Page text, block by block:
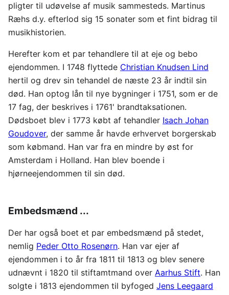
pligter til udøvelse af musik sammesteds. Martinus
Ræhs d.y. efterlod sig 15 sonater som et fint bidrag til
musikhistorien.
Herefter kom et par tehandlere til at eje og bebo
ejendommen. I 1748 flyttede Christian Knudsen Lind
hertil og drev sin tehandel de næste 23 år indtil sin
død. Han optog lån til nye bygninger i 1751, som er de
17 fag, der beskrives i 1761' brandtaksationen.
Dødsboet blev i 1773 købt af tehandler Isach Johan
Goudover, der samme år havde erhvervet borgerskab
som købmand. Han var fra en mindre by øst for
Amsterdam i Holland. Han blev boende i
hjørneejendommen til sin død.
Embedsmænd ...
Der har også boet et par embedsmænd på stedet,
nemlig Peder Otto Rosenørn. Han var ejer af
ejendommen i to år fra 1811 til 1813 og blev senere
udnævnt i 1820 til stiftamtmand over Aarhus Stift. Han
solgte i 1813 ejendommen til byfoged Jens Leegaard